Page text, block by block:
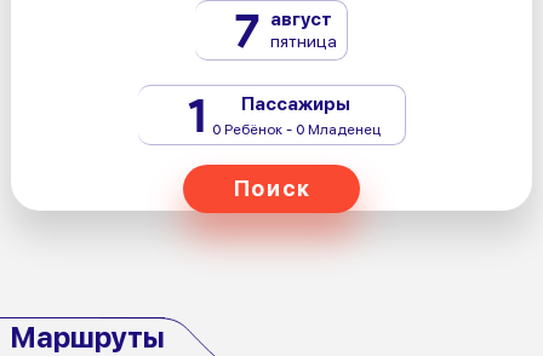
7 август
пятница
1 Пассажиры
0 Ребёнок - 0 Младенец
Поиск
Маршруты